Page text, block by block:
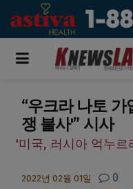
“우크라 나토 가
쟁 불사'” 시사
'미국, 러시아 억누
2022년 02월 01일 0